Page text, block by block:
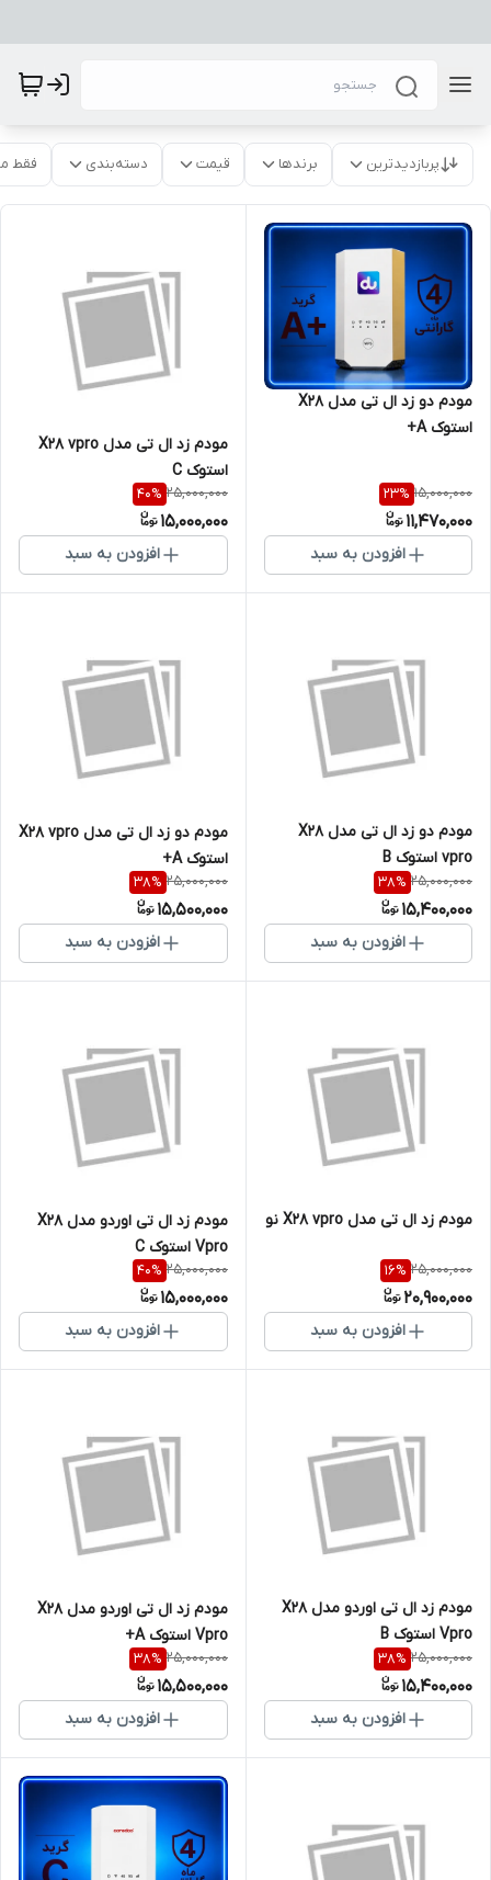
پربازدیدترین برندها قیمت دسته‌بندی فقط
مودم دو زد ال تی مدل X28
استوک A+
15,000,000
23%
11,470,000
افزودن به سبد
مودم زد ال تی مدل X28 vpro
استوک C
25,000,000
40%
15,000,000
افزودن به سبد
مودم دو زد ال تی مدل X28
vpro استوک B
25,000,000
38%
15,400,000
افزودن به سبد
مودم دو زد ال تی مدل X28 vpro
استوک A+
25,000,000
38%
15,500,000
افزودن به سبد
مودم زد ال تی مدل X28 vpro نو
25,000,000
16%
20,900,000
افزودن به سبد
مودم زد ال تی اوردو مدل X28
Vpro استوک C
25,000,000
40%
15,000,000
افزودن به سبد
مودم زد ال تی اوردو مدل X28
Vpro استوک B
25,000,000
38%
15,400,000
افزودن به سبد
مودم زد ال تی اوردو مدل X28
Vpro استوک A+
25,000,000
38%
15,500,000
افزودن به سبد